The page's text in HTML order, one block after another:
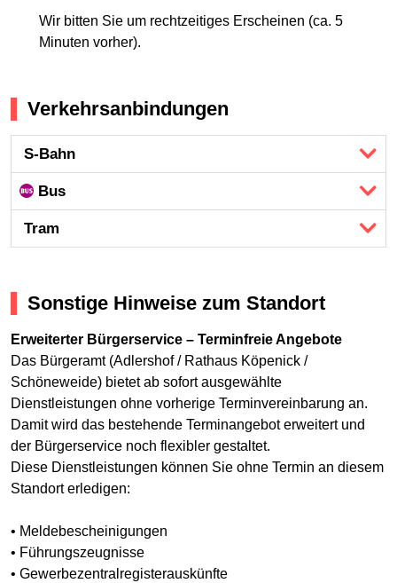
Wir bitten Sie um rechtzeitiges Erscheinen (ca. 5
Minuten vorher).
Verkehrsanbindungen
S-Bahn
Bus
Tram
Sonstige Hinweise zum Standort
Erweiterter Bürgerservice – Terminfreie Angebote
Das Bürgeramt (Adlershof / Rathaus Köpenick /
Schöneweide) bietet ab sofort ausgewählte
Dienstleistungen ohne vorherige Terminvereinbarung an.
Damit wird das bestehende Terminangebot erweitert und
der Bürgerservice noch flexibler gestaltet.
Diese Dienstleistungen können Sie ohne Termin an diesem
Standort erledigen:
• Meldebescheinigungen
• Führungszeugnisse
• Gewerbezentralregisterauskünfte